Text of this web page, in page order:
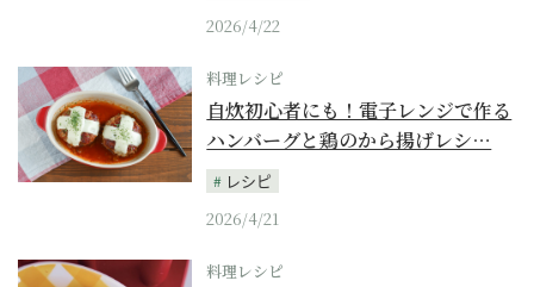
2026/4/22
料理レシピ
自炊初心者にも！電子レンジで作る
ハンバーグと鶏のから揚げレシ…
レシピ
2026/4/21
料理レシピ